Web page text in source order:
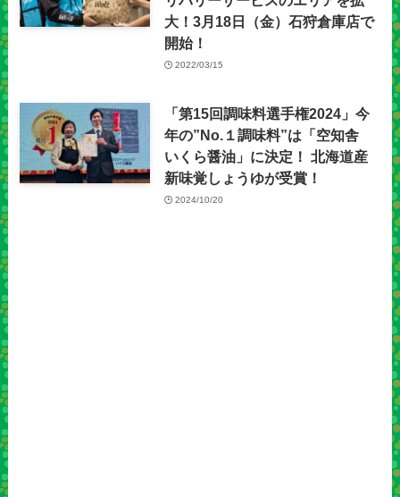
大！3月18日（金）石狩倉庫店で
開始！
2022/03/15
「第15回調味料選手権2024」今
年の”No.１調味料”は「空知舎
いくら醤油」に決定！ 北海道産
新味覚しょうゆが受賞！
2024/10/20